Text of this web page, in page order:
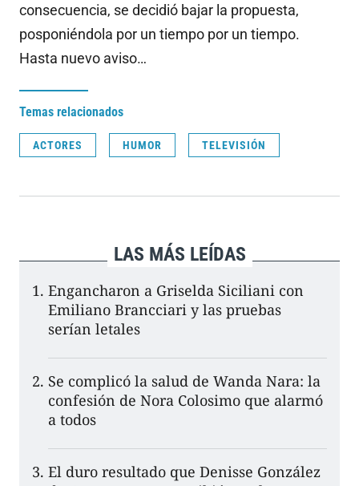
consecuencia, se decidió bajar la propuesta,
posponiéndola por un tiempo por un tiempo.
Hasta nuevo aviso…
Temas relacionados
ACTORES HUMOR TELEVISIÓN
LAS MÁS LEÍDAS
Engancharon a Griselda Siciliani con
Emiliano Brancciari y las pruebas
serían letales
Se complicó la salud de Wanda Nara: la
confesión de Nora Colosimo que alarmó
a todos
El duro resultado que Denisse González